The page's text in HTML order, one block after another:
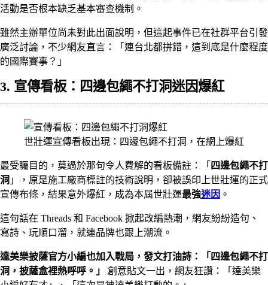
活動是否根本缺乏基本審查機制。
雖然主辦單位尚未對此出面說明，但這起事件已在社群平台引發
廣泛討論，不少網友直言：「連台北都拼錯，這到底是什麼程度
的國際賽事？」
3. 宣傳看板：四邊包繩不打洞迷因爆紅
世壯運宣傳看板出現：四邊包繩不打洞，在網上爆紅
最受矚目的，莫過於那句令人費解的看板備註：「 四邊包繩不打
洞 」，原是施工廠商標註的技術說明，卻被誤印上世壯運的正式
宣傳布條，結果意外爆紅，成為本屆世壯運最強迷因 。
這句話在 Threads 和 Facebook 掀起改編熱潮，網友紛紛造句、
寫詩、玩順口溜，就連品牌也跟上潮流。
達美樂披薩官方小編也加入戰局，發文打油詩：「四邊包繩不打
洞，披薩盒裡熱呼呼。」
創意貼文一出，網友狂讚：「達美樂